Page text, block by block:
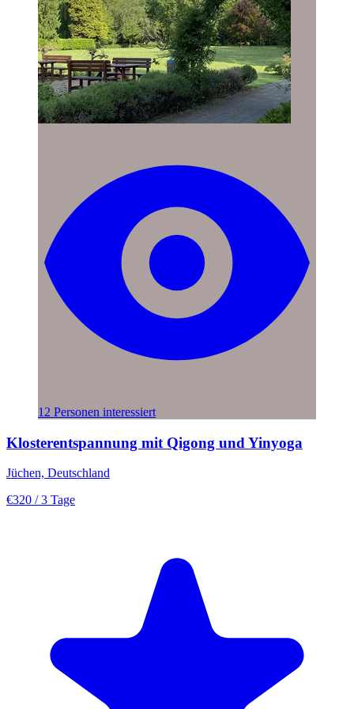
12 Personen interessiert
Klosterentspannung mit Qigong und Yinyoga
Jüchen, Deutschland
€320 / 3 Tage